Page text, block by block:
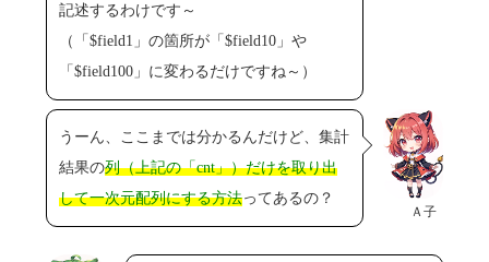
記述するわけです～
（「$field1」の箇所が「$field10」や
「$field100」に変わるだけですね～）
Ａ子
うーん、ここまでは分かるんだけど、集計
結果の列（上記の「cnt」）だけを取り出
して一次元配列にする方法ってあるの？